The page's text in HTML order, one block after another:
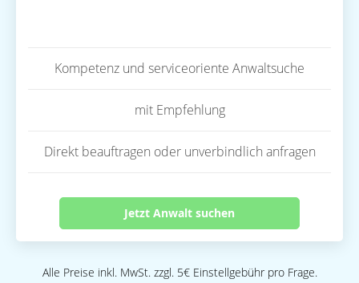
Kompetenz und serviceoriente Anwaltsuche
mit Empfehlung
Direkt beauftragen oder unverbindlich anfragen
Jetzt Anwalt suchen
Alle Preise inkl. MwSt. zzgl. 5€ Einstellgebühr pro Frage.